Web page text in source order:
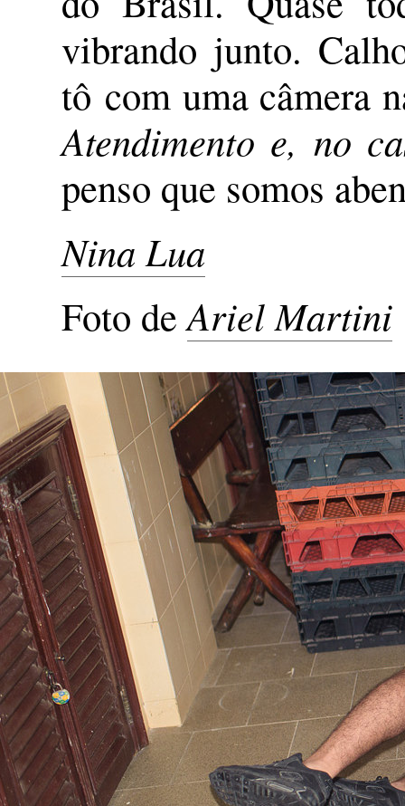
vibrando junto.
tô com uma câmera
Atendimento e, no
penso que somos
Nina Lua
Foto deAriel Martini